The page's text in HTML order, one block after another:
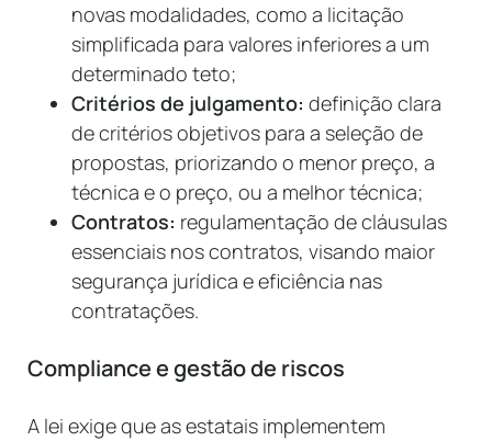
novas modalidades, como a licitação
simplificada para valores inferiores a um
determinado teto;
Critérios de julgamento: definição clara
de critérios objetivos para a seleção de
propostas, priorizando o menor preço, a
técnica e o preço, ou a melhor técnica;
Contratos: regulamentação de cláusulas
essenciais nos contratos, visando maior
segurança jurídica e eficiência nas
contratações.
Compliance e gestão de riscos
A lei exige que as estatais implementem